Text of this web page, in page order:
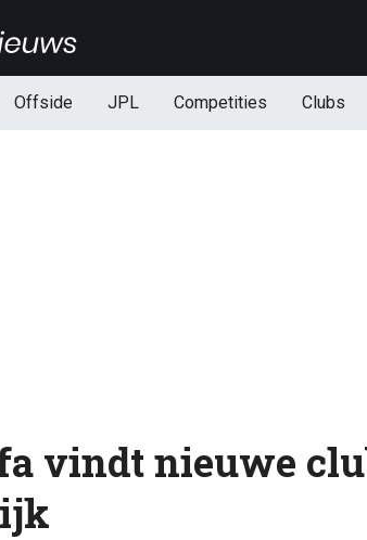
Offside JPL Competities Clubs
vindt nieuwe